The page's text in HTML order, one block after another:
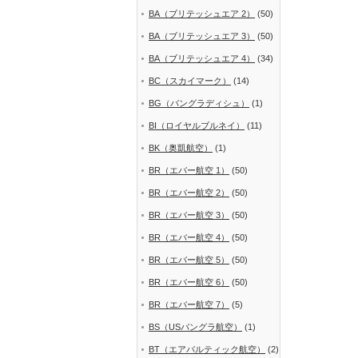
BA（ブリテッシュエア 2） (50)
BA（ブリテッシュエア 3） (50)
BA（ブリテッシュエア 4） (34)
BC（スカイマーク） (14)
BG（バングラディシュ） (1)
BI（ロイヤルブルネイ） (11)
BK（奥凱航空） (1)
BR（エバー航空 1） (50)
BR（エバー航空 2） (50)
BR（エバー航空 3） (50)
BR（エバー航空 4） (50)
BR（エバー航空 5） (50)
BR（エバー航空 6） (50)
BR（エバー航空 7） (5)
BS（USバングラ航空） (1)
BT（エアバルティック航空） (2)